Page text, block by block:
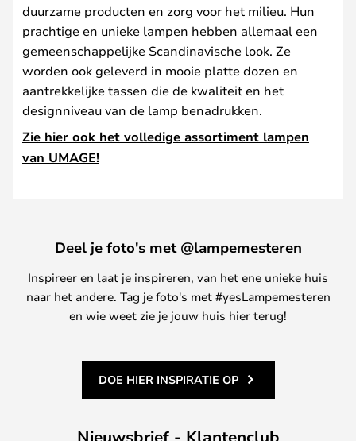
duurzame producten en zorg voor het milieu. Hun
prachtige en unieke lampen hebben allemaal een
gemeenschappelijke Scandinavische look. Ze
worden ook geleverd in mooie platte dozen en
aantrekkelijke tassen die de kwaliteit en het
designniveau van de lamp benadrukken.
Zie hier ook het volledige assortiment lampen
van UMAGE!
Deel je foto's met @lampemesteren
Inspireer en laat je inspireren, van het ene unieke huis
naar het andere. Tag je foto's met #yesLampemesteren
en wie weet zie je jouw huis hier terug!
DOE HIER INSPIRATIE OP
Nieuwsbrief - Klantenclub